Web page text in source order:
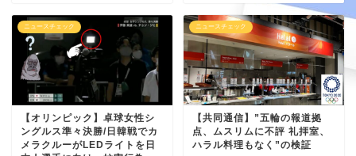
ニュースチェック
【オリンピック】卓球女性シ
ングルス準々決勝/日韓戦でカ
メラクルーがLEDライトを日
ニュースチェック
【共同通信】”五輪の報道拠
点、ムスリムに不評 礼拝室、
ハラル料理もなく”の検証